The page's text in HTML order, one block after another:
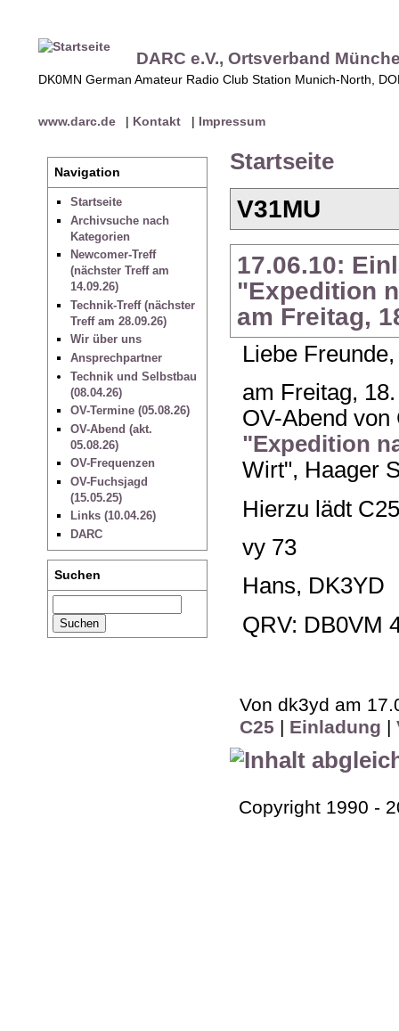
DARC e.V., Ortsverband
DK0MN German Amateur Radio Club Station Munich-North,
www.darc.de | Kontakt | Impressum
Navigation
Startseite
Archivsuche nach
Kategorien
Newcomer-Treff
(nächster Treff am
14.09.26)
Technik-Treff (nächster
Treff am 28.09.26)
Wir über uns
Ansprechpartner
Technik und Selbstbau
(08.04.26)
OV-Termine (05.08.26)
OV-Abend (akt.
05.08.26)
OV-Frequenzen
OV-Fuchsjagd
(15.05.25)
Links (10.04.26)
DARC
Suchen
Startseite
V31MU
17.06.10:
"Expedition
am Freitag,
Liebe Freunde,
am Freitag,
OV-Abend
"Expedition
Wirt", Haager
Hierzu lädt
vy 73
Hans, DK3YD
QRV: DB0VM
Von dk3yd am
C25 | Einladung |
Copyright 1990 -